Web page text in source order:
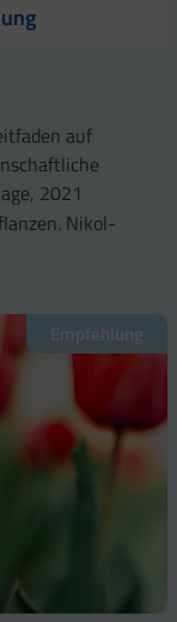
auf
2021
Nikol-
Empfehlung